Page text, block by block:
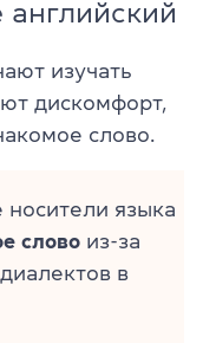
английский
изучать
дискомфорт,
слово.
языка
слово из-за
в